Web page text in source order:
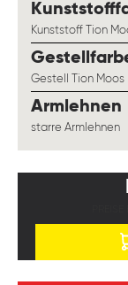
Kunststoff Tion
Gestell Tion Moos
Armlehnen
starre Armlehnen